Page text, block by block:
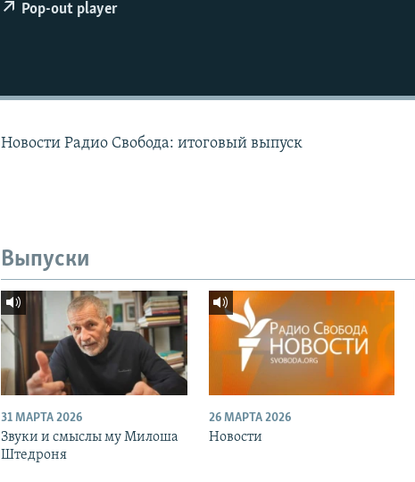
Pop-out player
Новости Радио Свобода: итоговый выпуск
Выпуски
31 МАРТА 2026
Звуки и смыслы му Милоша
Штедроня
26 МАРТА 2026
Новости